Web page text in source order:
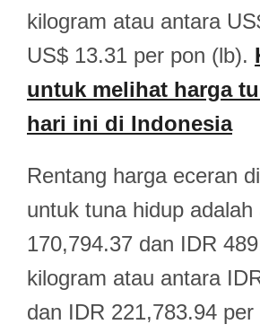
kilogram atau antara
US$ 13.31 per pon (lb).
untuk melihat harga
hari ini di Indonesia
Rentang harga eceran
untuk tuna hidup adalah
170,794.37 dan IDR
kilogram atau antara
dan IDR 221,783.94 per